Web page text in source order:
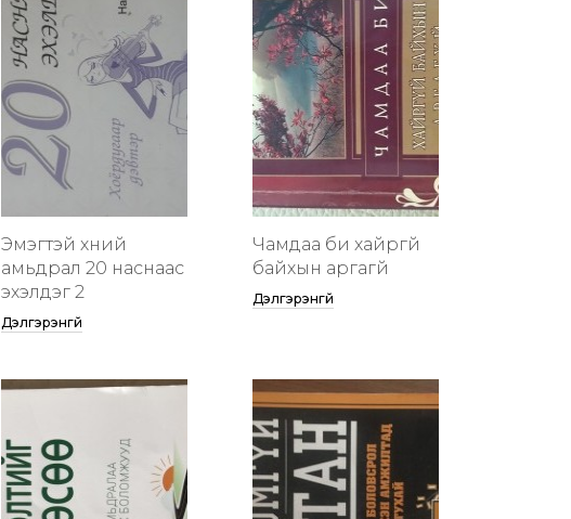
Эмэгтэй хүний
амьдрал 20 наснаас
эхэлдэг 2
Дэлгэрэнгүй
Чамдаа би хайргүй
байхын аргагүй
Дэлгэрэнгүй